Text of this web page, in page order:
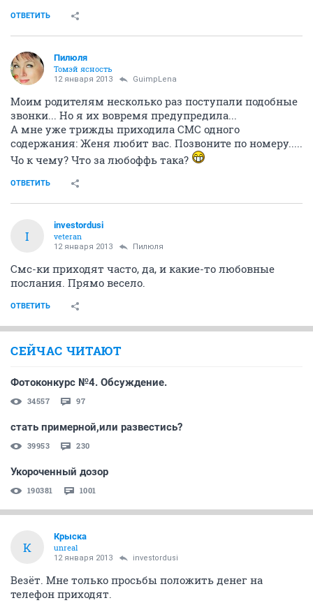
ОТВЕТИТЬ
Пилюля
Томэй ясность
12 января 2013 GuimpLena
Моим родителям несколько раз поступали подобные
звонки... Но я их вовремя предупредила...
А мне уже трижды приходила СМС одного
содержания: Женя любит вас. Позвоните по номеру.....
Чо к чему? Что за любоффь така?
ОТВЕТИТЬ
I
investordusi
veteran
12 января 2013 Пилюля
Смс-ки приходят часто, да, и какие-то любовные
послания. Прямо весело.
ОТВЕТИТЬ
СЕЙЧАС ЧИТАЮТ
Фотоконкурс №4. Обсуждение.
34557 97
стать примерной,или развестись?
39953 230
Укороченный дозор
190381 1001
К
Крыска
unreal
12 января 2013 investordusi
Везёт. Мне только просьбы положить денег на
телефон приходят.